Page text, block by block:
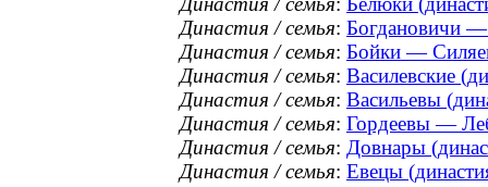
Династия / семья: Богдановичи —
Династия / семья: Бойки —
Династия / семья: Василевские
Династия / семья: Васильевы
Династия / семья: Гордеевы —
Династия / семья: Довнары
Династия / семья: Евецы